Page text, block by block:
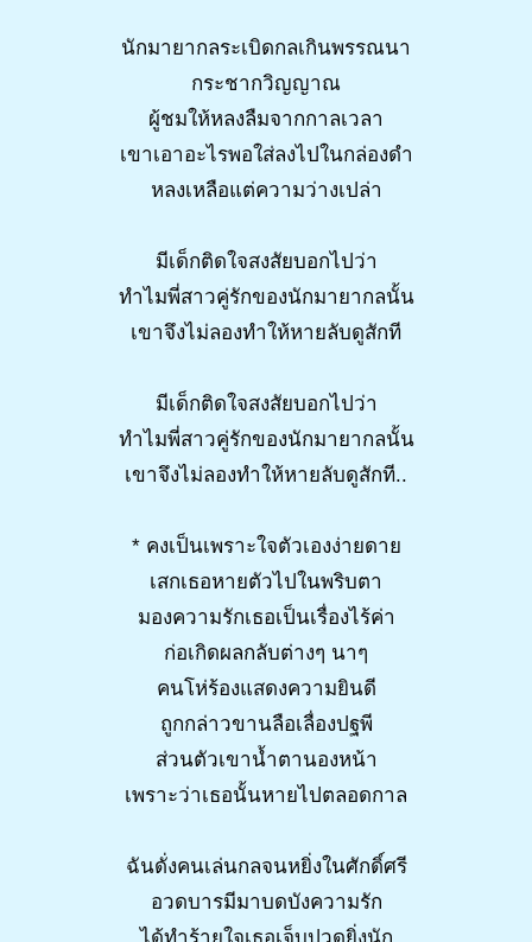
นักมายากลระเบิดกลเกินพรรณนา
กระชากวิญญาณ
ผู้ชมให้หลงลืมจากกาลเวลา
เขาเอาอะไรพอใส่ลงไปในกล่องดำ
หลงเหลือแต่ความว่างเปล่า
มีเด็กติดใจสงสัยบอกไปว่า
ทำไมพี่สาวคู่รักของนักมายากลนั้น
เขาจึงไม่ลองทำให้หายลับดูสักที
มีเด็กติดใจสงสัยบอกไปว่า
ทำไมพี่สาวคู่รักของนักมายากลนั้น
เขาจึงไม่ลองทำให้หายลับดูสักที..
* คงเป็นเพราะใจตัวเองง่ายดาย
เสกเธอหายตัวไปในพริบตา
มองความรักเธอเป็นเรื่องไร้ค่า
ก่อเกิดผลกลับต่างๆ นาๆ
คนโห่ร้องแสดงความยินดี
ถูกกล่าวขานลือเลื่องปฐพี
ส่วนตัวเขาน้ำตานองหน้า
เพราะว่าเธอนั้นหายไปตลอดกาล
ฉันดั่งคนเล่นกลจนหยิ่งในศักดิ์ศรี
อวดบารมีมาบดบังความรัก
ได้ทำร้ายใจเธอเจ็บปวดยิ่งนัก